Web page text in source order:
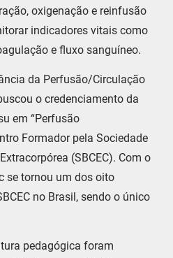
oxigenação e reinfusão
indicadores vitais como
e fluxo sanguíneo.
da Perfusão/Circulação
o credenciamento da
em “Perfusão
Formador pela Sociedade
(SBCEC). Com o
se tornou um dos oito
no Brasil, sendo o único
pedagógica foram